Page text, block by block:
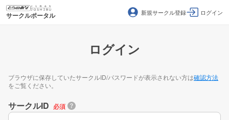
サークルポータル 新規サークル登録 ログイン
ログイン
ブラウザに保存していたサークルID/パスワードが表示されない方は確認方法
をご覧ください。
サークルID 必須